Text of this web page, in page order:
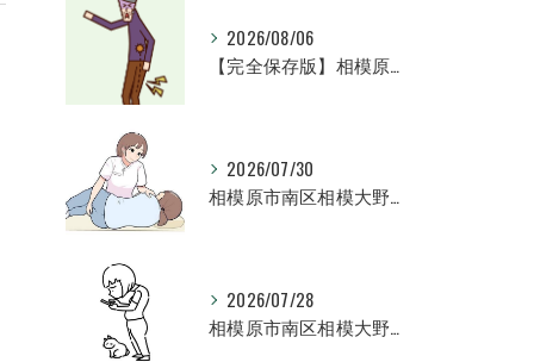
2026/08/06
【完全保存版】相模原市南区相模大野で坐骨神経痛の激痛としびれを根本改善！早期回復へ導く専門治療ガイド
2026/07/30
相模原市南区相模大野のママたちへ！産後ケアで「痛みのない身体」と「美しい体型」を取り戻す完全ガイド
2026/07/28
相模原市南区相模大野にお住まいの方へ！猫背を根本改善して不調のない身体へ